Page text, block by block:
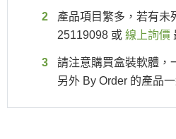
產品項目繁多，若有未
25119098 或 線上詢價
請注意購買盒裝軟體，
另外 By Order 的產品